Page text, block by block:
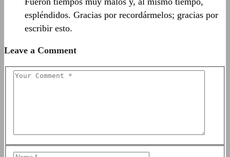
espléndidos. Gracias por recordármelos; gracias por
escribir esto.
Leave a Comment